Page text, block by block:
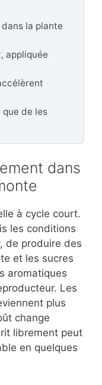
la plante
appliquée
de les
dans
à cycle court.
les conditions
de produire des
et les sucres
aromatiques
Les
plus
change
librement peut
en quelques